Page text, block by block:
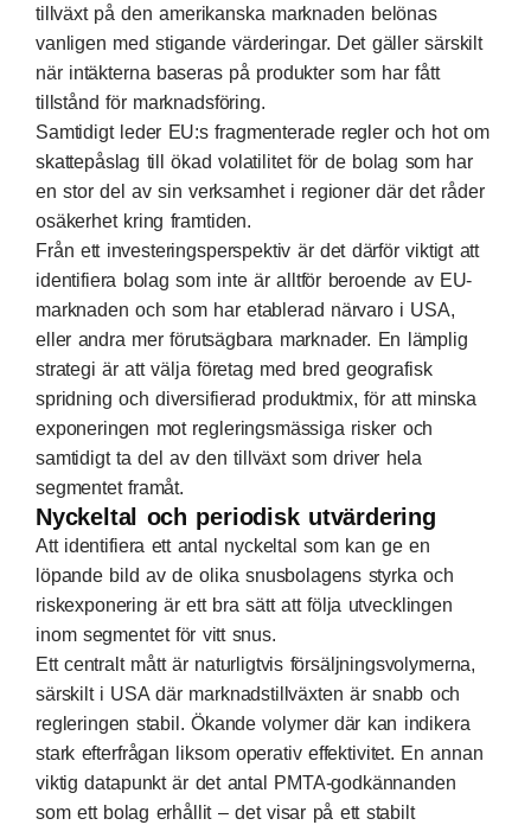
tillväxt på den amerikanska marknaden belönas
vanligen med stigande värderingar. Det gäller särskilt
när intäkterna baseras på produkter som har fått
tillstånd för marknadsföring.
Samtidigt leder EU:s fragmenterade regler och hot om
skattepåslag till ökad volatilitet för de bolag som har
en stor del av sin verksamhet i regioner där det råder
osäkerhet kring framtiden.
Från ett investeringsperspektiv är det därför viktigt att
identifiera bolag som inte är alltför beroende av EU-
marknaden och som har etablerad närvaro i USA,
eller andra mer förutsägbara marknader. En lämplig
strategi är att välja företag med bred geografisk
spridning och diversifierad produktmix, för att minska
exponeringen mot regleringsmässiga risker och
samtidigt ta del av den tillväxt som driver hela
segmentet framåt.
Nyckeltal och periodisk utvärdering
Att identifiera ett antal nyckeltal som kan ge en
löpande bild av de olika snusbolagens styrka och
riskexponering är ett bra sätt att följa utvecklingen
inom segmentet för vitt snus.
Ett centralt mått är naturligtvis försäljningsvolymerna,
särskilt i USA där marknadstillväxten är snabb och
regleringen stabil. Ökande volymer där kan indikera
stark efterfrågan liksom operativ effektivitet. En annan
viktig datapunkt är det antal PMTA-godkännanden
som ett bolag erhållit – det visar på ett stabilt